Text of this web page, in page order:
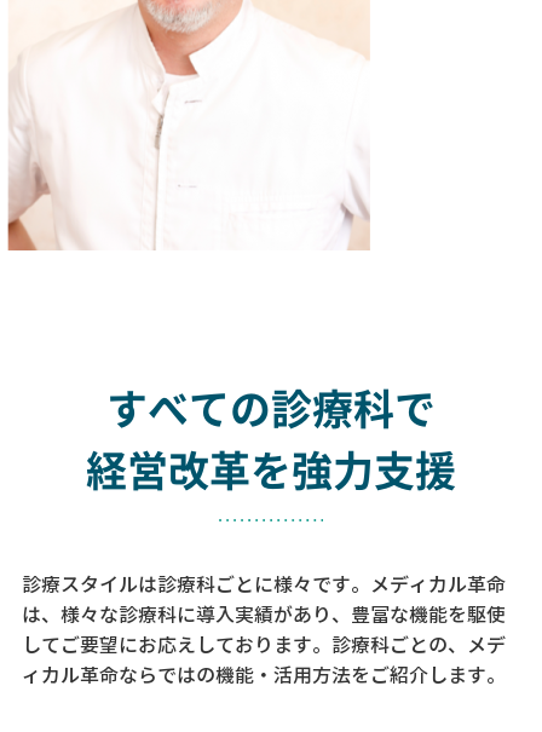
すべての診療科で
経営改革を強力支援
診療スタイルは診療科ごとに様々です。メディカル革命
は、様々な診療科に導入実績があり、 豊富な機能を駆使
してご要望にお応えしております。 診療科ごとの、メデ
ィカル革命ならではの機能・活用方法をご紹介します。